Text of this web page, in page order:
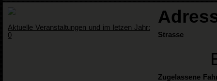
Aktuelle Veranstaltungen und im letzen Jahr:
0
Strasse
Zugelassene